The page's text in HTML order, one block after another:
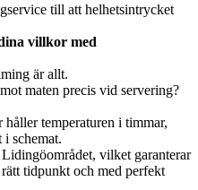
till att helhetsintrycket
villkor med
är allt.
maten precis vid servering?
temperaturen i timmar,
schemat.
vilket garanterar
tidpunkt och med perfekt